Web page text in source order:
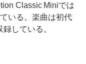
Classic Miniでは
いる。楽曲は初代
している。